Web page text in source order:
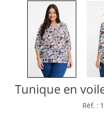
Tunique en
Réf. :